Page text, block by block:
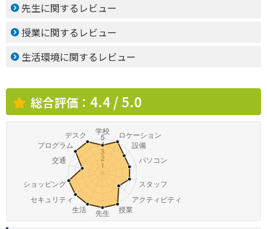
先生に関するレビュー
授業に関するレビュー
生活環境に関するレビュー
総合評価： 4.4 / 5.0